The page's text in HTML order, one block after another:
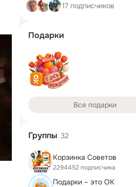
17 подписчиков
Подарки
Все подарки
Группы 32
Корзинка Советов
2294452 подписчика
Подарки – это ОК